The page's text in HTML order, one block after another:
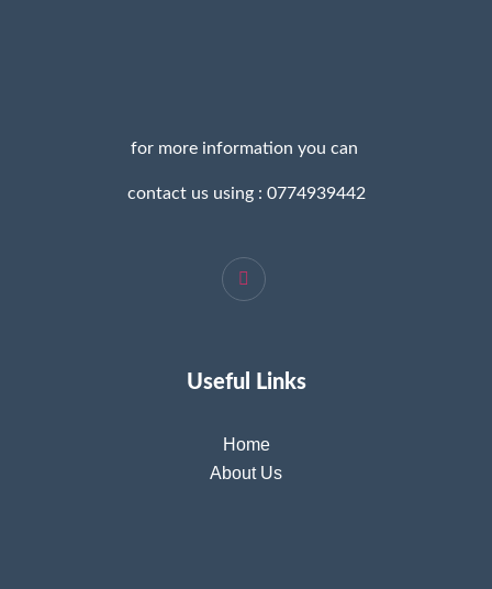
for more information you can
contact us using : 0774939442
Useful Links
Home
About Us